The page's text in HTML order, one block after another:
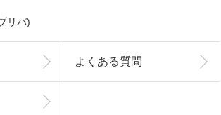
リバ)
よくある質問